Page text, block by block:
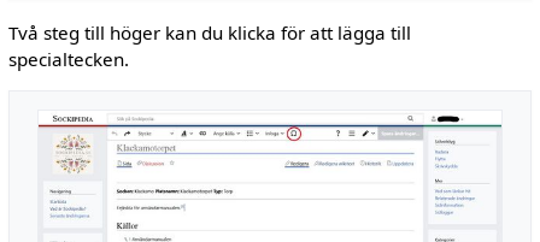
Två steg till höger kan du klicka för att lägga till
specialtecken.